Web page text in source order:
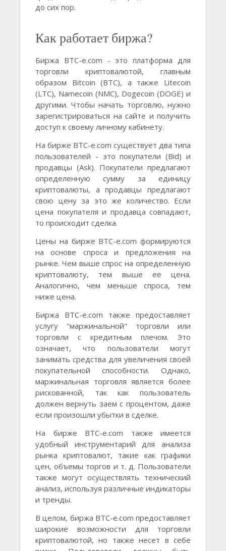
до сих пор.
Как работает биржа?
Биржа BTC-e.com - это платформа для
торговли криптовалютой, главным
образом Bitcoin (BTC), а также Litecoin
(LTC), Namecoin (NMC), Dogecoin (DOGE) и
другими. Чтобы начать торговлю, нужно
зарегистрироваться на сайте и получить
доступ к своему личному кабинету.
На бирже BTC-e.com существует два типа
пользователей - это покупатели (Bid) и
продавцы (Ask). Покупатели предлагают
определенную сумму за единицу
криптовалюты, а продавцы предлагают
свою цену за это же количество. Если
цена покупателя и продавца совпадают,
то происходит сделка.
Цены на бирже BTC-e.com формируются
на основе спроса и предложения на
рынке. Чем выше спрос на определенную
криптовалюту, тем выше ее цена.
Аналогично, чем меньше спроса, тем
ниже цена.
Биржа BTC-e.com также предоставляет
услугу "маржинальной" торговли или
торговли с кредитным плечом. Это
означает, что пользователи могут
занимать средства для увеличения своей
покупательной способности. Однако,
маржинальная торговля является более
рискованной, так как пользователь
должен вернуть заем с процентом, даже
если произошли убытки в сделке.
На бирже BTC-e.com также имеется
удобный инструментарий для анализа
рынка криптовалют, такие как графики
цен, объемы торгов и т. д. Пользователи
также могут осуществлять технический
анализ, используя различные индикаторы
и тренды.
В целом, биржа BTC-e.com предоставляет
широкие возможности для торговли
криптовалютой, но также несет в себе